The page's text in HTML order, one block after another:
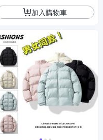
加入購物車